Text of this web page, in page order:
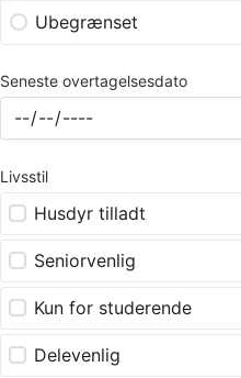
Ubegrænset
Seneste overtagelsesdato
Livsstil
Husdyr tilladt
Seniorvenlig
Kun for studerende
Delevenlig